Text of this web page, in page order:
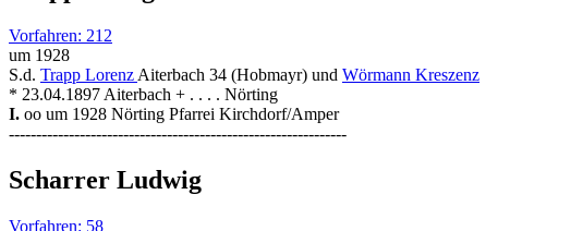
Vorfahren: 212
um 1928
S.d. Trapp Lorenz Aiterbach 34 (Hobmayr) und Wörmann Kreszenz
* 23.04.1897 Aiterbach + . . . . Nörting
I. oo um 1928 Nörting Pfarrei Kirchdorf/Amper
--------------------------------------------------------------
Scharrer Ludwig
Vorfahren: 58